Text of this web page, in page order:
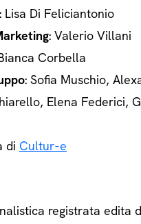
: Lisa Di Feliciantonio
: Valerio Villani
Corbella
: Sofia Muschio,
Elena Federici,
di Cultur-e
registrata